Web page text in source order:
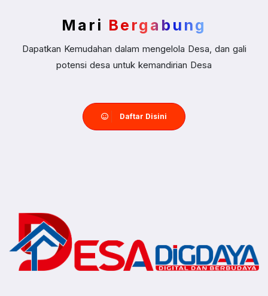
Mari Bergabung
Dapatkan Kemudahan dalam mengelola Desa, dan gali
potensi desa untuk kemandirian Desa
Daftar Disini